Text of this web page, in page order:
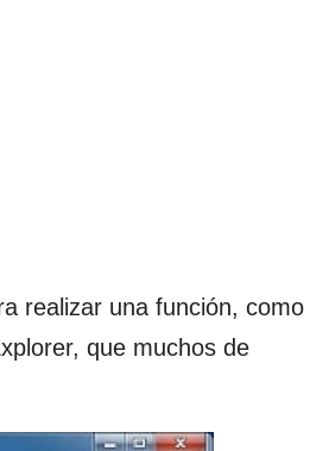
realizar una función, como
que muchos de